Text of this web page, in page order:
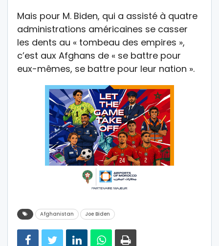
Mais pour M. Biden, qui a assisté à quatre
administrations américaines se casser
les dents au « tombeau des empires »,
c’est aux Afghans de « se battre pour
eux-mêmes, se battre pour leur nation ».
Afghanistan Joe Biden